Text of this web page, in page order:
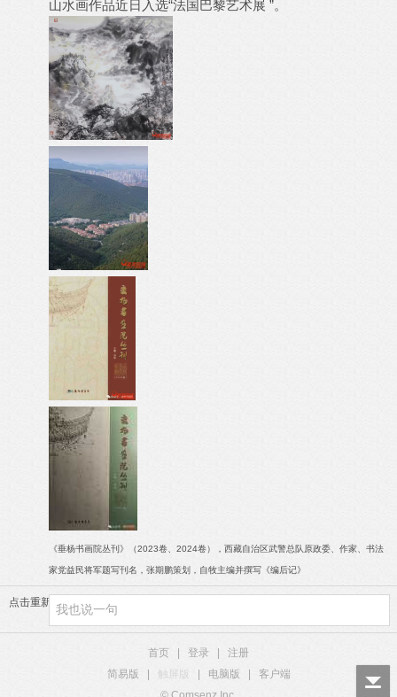
山水画作品近日入选“法国巴黎艺术展 ”。
《垂杨书画院丛刊》（2023卷、2024卷），西藏自治区武警总队原政委、作家、书法
家党益民将军题写刊名，张期鹏策划，自牧主编并撰写《编后记》
点击重新加载
首页 登录
注册
简易版
触屏版 电脑版
客户端